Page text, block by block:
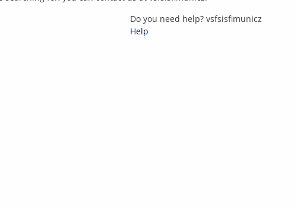
Do you need help? vsfsisfimunicz
Help